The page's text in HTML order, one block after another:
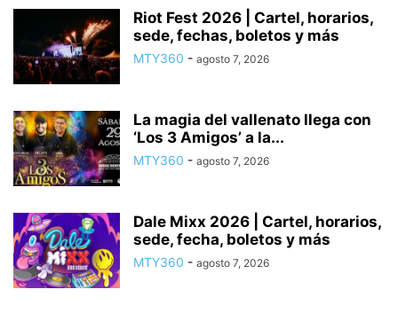
Riot Fest 2026 | Cartel, horarios,
sede, fechas, boletos y más
MTY360 - agosto 7, 2026
La magia del vallenato llega con
‘Los 3 Amigos’ a la...
MTY360 - agosto 7, 2026
Dale Mixx 2026 | Cartel, horarios,
sede, fecha, boletos y más
MTY360 - agosto 7, 2026